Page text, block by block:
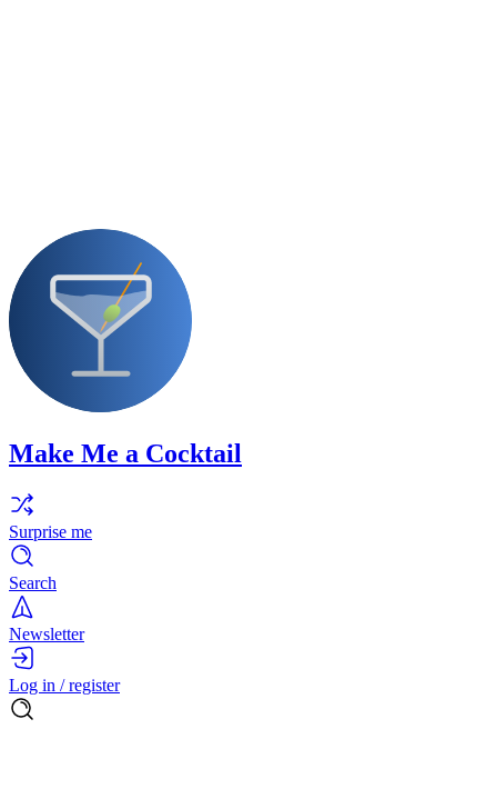
Make Me a Cocktail
Surprise me
Search
Newsletter
Log in / register